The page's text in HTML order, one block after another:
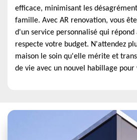
efficace, minimisant les
famille. Avec AR renovation, vous
d'un service personnalisé qui répond
respecte votre budget. N'attendez
maison le soin qu'elle mérite et
de vie avec un nouvel habillage pour